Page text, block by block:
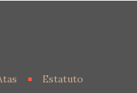
Estatuto